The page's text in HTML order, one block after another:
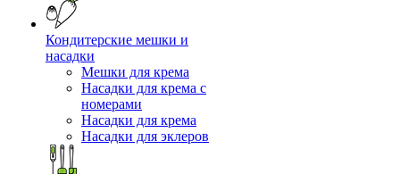
Кондитерские мешки и
насадки
Мешки для крема
Насадки для крема с
номерами
Насадки для крема
Насадки для эклеров